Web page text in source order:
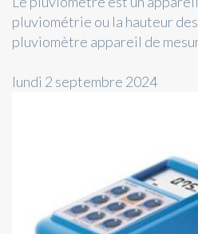
pluviométrie ou la hauteur
pluviomètre appareil de
lundi 2 septembre 2024